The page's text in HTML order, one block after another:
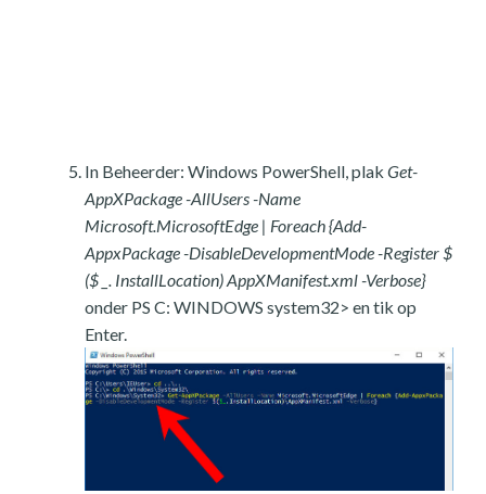
In Beheerder: Windows PowerShell, plak Get-
AppXPackage -AllUsers -Name
Microsoft.MicrosoftEdge | Foreach {Add-
AppxPackage -DisableDevelopmentMode -Register $
($ _. InstallLocation) AppXManifest.xml -Verbose}
onder PS C: WINDOWS system32> en tik op
Enter.